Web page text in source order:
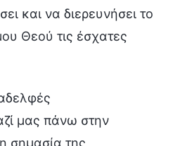
και να διερευνήσει το
Θεού τις έσχατες
μας πάνω στην
σημασία της